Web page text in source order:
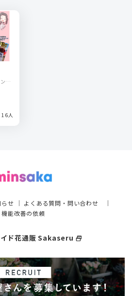
ス
16人
らせ ｜ よくある質問・問い合わせ ｜
機能改善の依頼
ド花通販 Sakaseru select_window